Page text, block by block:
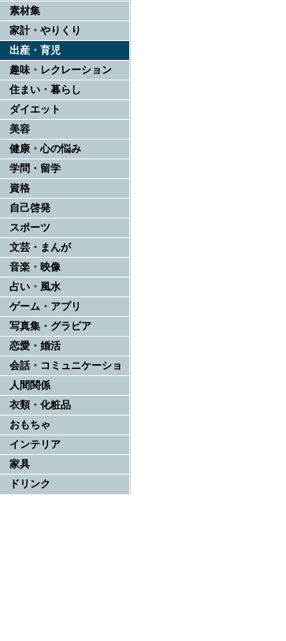
素材集
家計・やりくり
出産・育児
趣味・レクレーション
住まい・暮らし
ダイエット
美容
健康・心の悩み
学問・留学
資格
自己啓発
スポーツ
文芸・まんが
音楽・映像
占い・風水
ゲーム・アプリ
写真集・グラビア
恋愛・婚活
会話・コミュニケーショ
人間関係
衣類・化粧品
おもちゃ
インテリア
家具
ドリンク